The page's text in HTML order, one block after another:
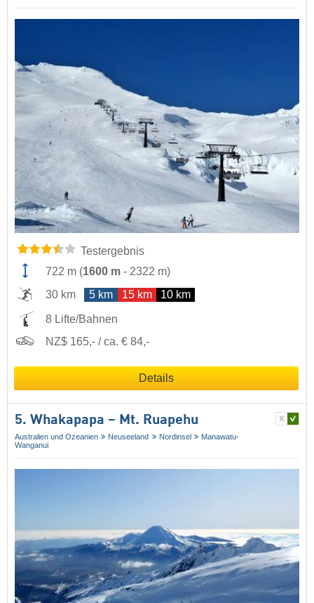
Testergebnis
722 m (1600 m - 2322 m)
30 km
5 km 15 km 10 km
8 Lifte/Bahnen
NZ$ 165,- / ca. € 84,-
Details
5. Whakapapa – Mt. Ruapehu
Australien und Ozeanien Neuseeland Nordinsel
Manawatu-
Wanganui